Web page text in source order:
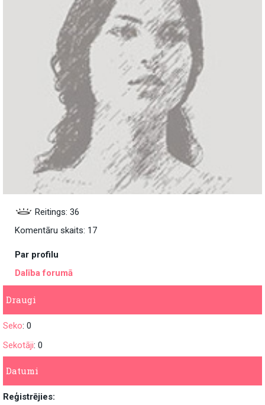
Reitings: 36
Komentāru skaits: 17
Par profilu
Dalība forumā
Draugi
Seko: 0
Sekotāji: 0
Datumi
Reģistrējies: